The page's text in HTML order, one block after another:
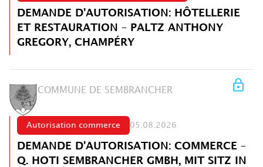
DEMANDE D'AUTORISATION: HÔTELLERIE
ET RESTAURATION – PALTZ ANTHONY
GREGORY, CHAMPÉRY
COMMUNE DE SEMBRANCHER
Autorisation commerce 05.08.2026
DEMANDE D'AUTORISATION: COMMERCE –
Q. HOTI SEMBRANCHER GMBH, MIT SITZ IN